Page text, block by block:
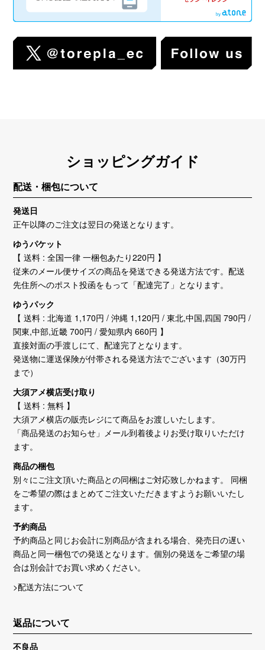
ショッピングガイド
配送・梱包について
発送日
正午以降のご注文は翌日の発送となります。
ゆうパケット
【 送料 : 全国一律 一梱包あたり220円 】
従来のメール便サイズの商品を発送できる発送方法です。配送
先住所へのポスト投函をもって「配達完了」となります。
ゆうパック
【 送料 : 北海道 1,170円 / 沖縄 1,120円 / 東北,中国,四国 790円 /
関東,中部,近畿 700円 / 愛知県内 660円 】
直接対面の手渡しにて、配達完了となります。
発送物に運送保険が付帯される発送方法でございます（30万円
まで）
大須アメ横店受け取り
【 送料 : 無料 】
大須アメ横店の販売レジにて商品をお渡しいたします。
「商品発送のお知らせ」メール到着後よりお受け取りいただけ
ます。
商品の梱包
別々にご注文頂いた商品との同梱はご対応致しかねます。 同梱
をご希望の際はまとめてご注文いただきますようお願いいたし
ます。
予約商品
予約商品と同じお会計に別商品が含まれる場合、発売日の遅い
商品と同一梱包での発送となります。個別の発送をご希望の場
合は別会計でお買い求めください。
>配送方法について
返品について
不良品